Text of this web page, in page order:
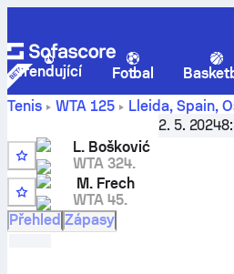
Trendující Fotbal
Tenis
WTA 125 Lleida, Spain,
– živé skóre
2. 5. 2024
L. Bošković
WTA 324.
4
M. Frech
WTA 45.
Přehled Zápasy